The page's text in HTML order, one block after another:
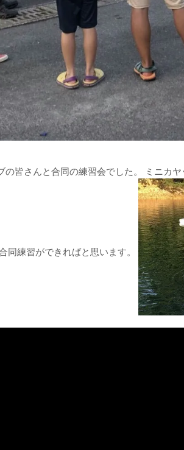
皆さんと合同の練習会でした。 ミニカ
同練習ができればと思います。